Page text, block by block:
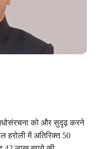
अधोसंरचना को और सुदृढ़ करने
हरोली में अतिरिक्त 50